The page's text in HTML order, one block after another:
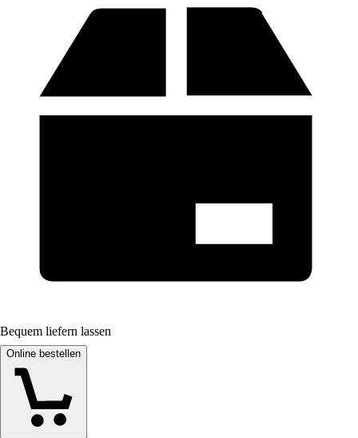
Bequem liefern lassen
Online bestellen